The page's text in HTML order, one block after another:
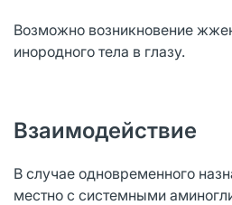
Возможно возникновение
инородного тела в глазу.
Взаимодействие
В случае одновременного
местно с системными